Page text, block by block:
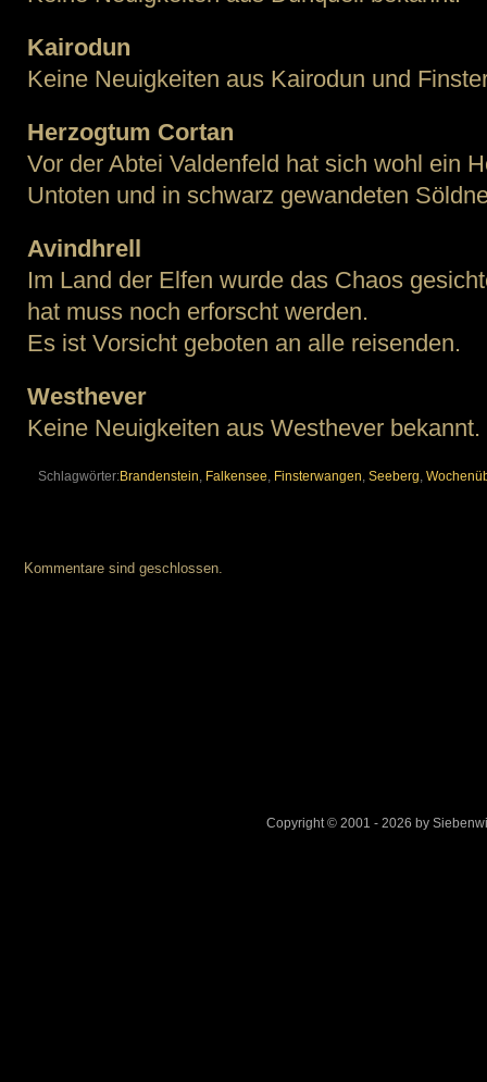
Kairodun
Keine Neuigkeiten aus Kairodun und
Herzogtum Cortan
Vor der Abtei Valdenfeld hat sich wohl ein
Untoten und in schwarz gewandeten
Avindhrell
Im Land der Elfen wurde das Chaos
hat muss noch erforscht werden.
Es ist Vorsicht geboten an alle reisenden.
Westhever
Keine Neuigkeiten aus Westhever bekannt.
Schlagwörter:Brandenstein, Falkensee, Finsterwangen, Seeberg,
Kommentare sind geschlossen.
Copyright © 2001 - 2026 by